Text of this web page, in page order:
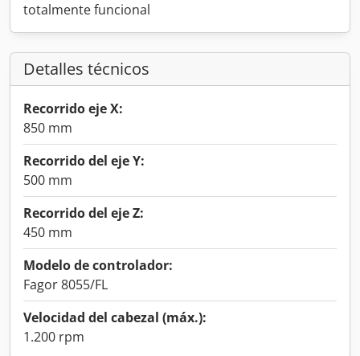
totalmente funcional
Detalles técnicos
Recorrido eje X:
850 mm
Recorrido del eje Y:
500 mm
Recorrido del eje Z:
450 mm
Modelo de controlador:
Fagor 8055/FL
Velocidad del cabezal (máx.):
1.200 rpm